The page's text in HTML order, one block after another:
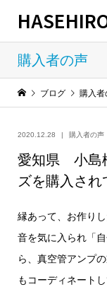
購入者の声
ブログ 購入者
2020.12.28 購入者の声
愛知県 小島
ズを購入され
縁あって、お作り
音を気に入られ「
ら、真空管アンプ
もコーディネート